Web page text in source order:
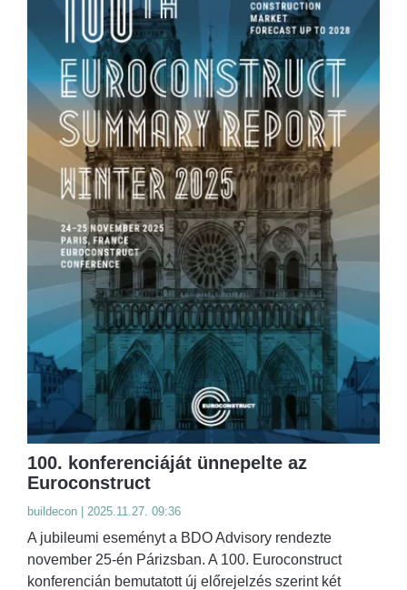
100. konferenciáját ünnepelte az
Euroconstruct
buildecon | 2025.11.27. 09:36
A jubileumi eseményt a BDO Advisory rendezte
november 25-én Párizsban. A 100. Euroconstruct
konferencián bemutatott új előrejelzés szerint két